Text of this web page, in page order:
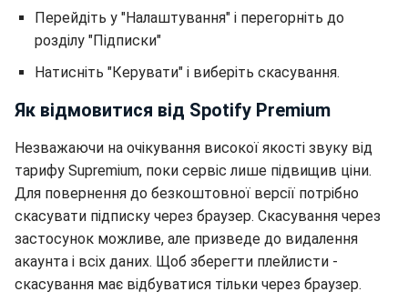
Перейдіть у "Налаштування" і перегорніть до
розділу "Підписки"
Натисніть "Керувати" і виберіть скасування.
Як відмовитися від Spotify Premium
Незважаючи на очікування високої якості звуку від
тарифу Supremium, поки сервіс лише підвищив ціни.
Для повернення до безкоштовної версії потрібно
скасувати підписку через браузер. Скасування через
застосунок можливе, але призведе до видалення
акаунта і всіх даних. Щоб зберегти плейлисти -
скасування має відбуватися тільки через браузер.